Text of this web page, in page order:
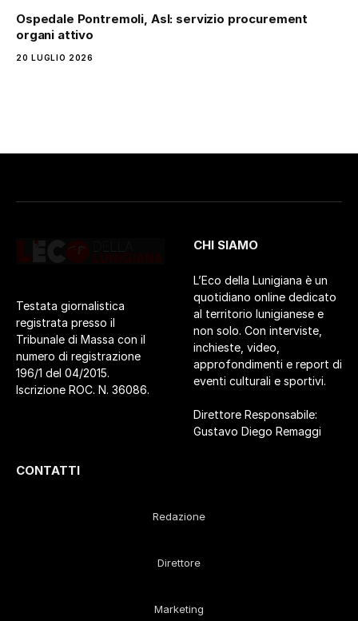
Ospedale Pontremoli, Asl: servizio procurement
organi attivo
20 LUGLIO 2026
Testata giornalistica
registrata presso il
Tribunale di Massa con il
numero di registrazione
196/1 del 04/2015.
Iscrizione ROC. N. 36086.
CHI SIAMO
L’Eco della Lunigiana è un
quotidiano online dedicato
al territorio lunigianese e
non solo. Con interviste,
inchieste, video,
approfondimenti e report di
eventi culturali e sportivi.
Direttore Responsabile:
Gustavo Diego Remaggi
CONTATTI
Redazione
Direttore
Marketing